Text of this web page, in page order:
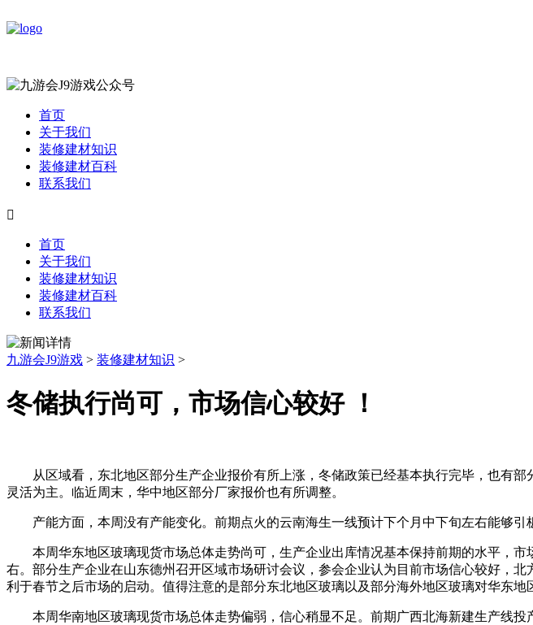
首页
关于我们
装修建材知识
装修建材百科
联系我们

首页
关于我们
装修建材知识
装修建材百科
联系我们
九游会J9游戏 > 装修建材知识 >
冬储执行尚可，市场信心较好 ！
从区域看，东北地区部分生产企业报价有所上涨，冬储政策已经基本执行完毕，也有部
灵活为主。临近周末，华中地区部分厂家报价也有所调整。
产能方面，本周没有产能变化。前期点火的云南海生一线预计下个月中下旬左右能够引
本周华东地区玻璃现货市场总体走势尚可，生产企业出库情况基本保持前期的水平，市
右。部分生产企业在山东德州召开区域市场研讨会议，参会企业认为目前市场信心较好，
利于春节之后市场的启动。值得注意的是部分东北地区玻璃以及部分海外地区玻璃对华东地
本周华南地区玻璃现货市场总体走势偏弱，信心稍显不足。前期广西北海新建生产线投